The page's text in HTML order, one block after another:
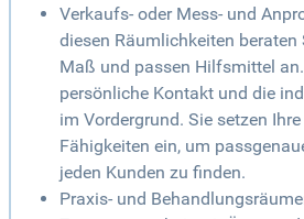
Verkaufs- oder Mess- und
diesen Räumlichkeiten beraten
Maß und passen Hilfsmittel
persönliche Kontakt und die
im Vordergrund. Sie setzen
Fähigkeiten ein, um
jeden Kunden zu finden.
Praxis- und